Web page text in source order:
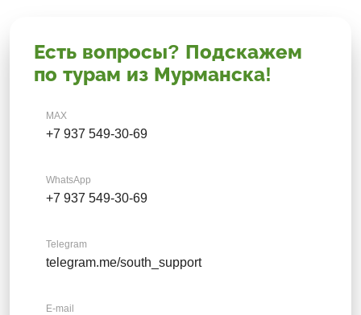
Есть вопросы? Подскажем
по турам из Мурманска!
MAX
+7 937 549-30-69
WhatsApp
+7 937 549-30-69
Telegram
telegram.me/south_support
E-mail